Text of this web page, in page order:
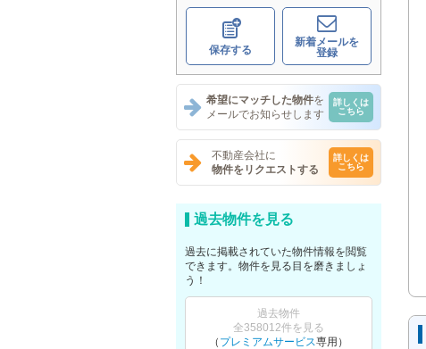
保存する
新着メールを
登録
希望にマッチした物件を
メールでお知らせします
詳しくは
こちら
不動産会社に
物件をリクエストする
詳しくは
こちら
過去物件を見る
過去に掲載されていた物件情報を閲覧
できます。物件を見る目を磨きましょ
う！
過去物件
全358012件を見る
（ プレミアムサービス専用）